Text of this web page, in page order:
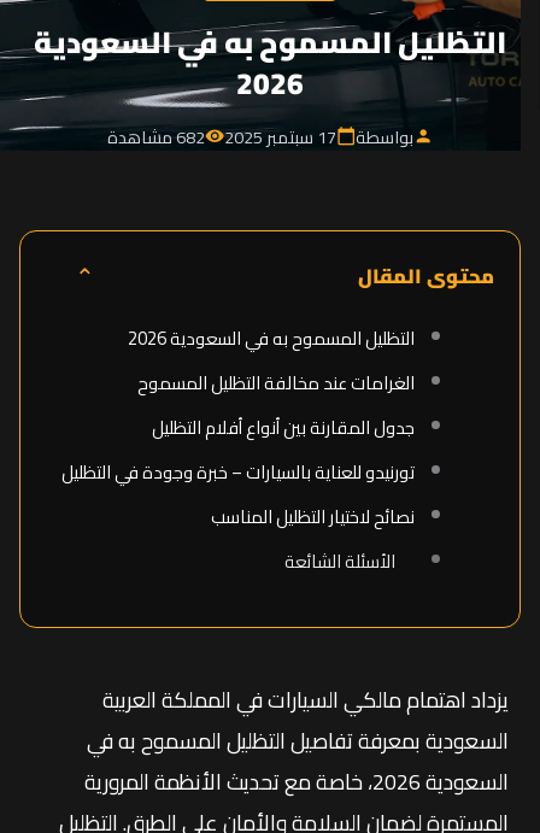
التظليل المسموح به في السعودية
2026
personبواسطةcalendar_today17 سبتمبر 2025 visibility682 مشاهدة
محتوى المقال ⌃
التظليل المسموح به في السعودية 2026
الغرامات عند مخالفة التظليل المسموح
جدول المقارنة بين أنواع أفلام التظليل
تورنيدو للعناية بالسيارات – خبرة وجودة في التظليل
نصائح لاختيار التظليل المناسب
الأسئلة الشائعة
يزداد اهتمام مالكي السيارات في المملكة العربية
السعودية بمعرفة تفاصيل التظليل المسموح به في
السعودية 2026، خاصة مع تحديث الأنظمة المرورية
المستمرة لضمان السلامة والأمان على الطرق. التظليل